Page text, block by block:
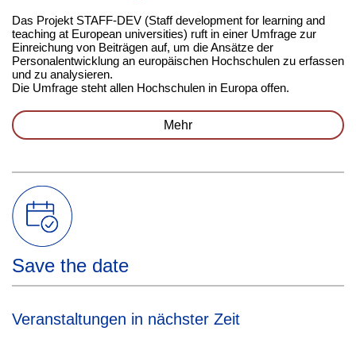
Das Projekt STAFF-DEV (Staff development for learning and
teaching at European universities) ruft in einer Umfrage zur
Einreichung von Beiträgen auf, um die Ansätze der
Personalentwicklung an europäischen Hochschulen zu erfassen
und zu analysieren.
Die Umfrage steht allen Hochschulen in Europa offen.
Mehr
Save the date
Veranstaltungen in nächster Zeit